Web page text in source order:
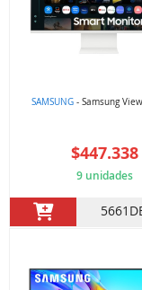
SAMSUNG- Samsung
$447.338
9 unidades